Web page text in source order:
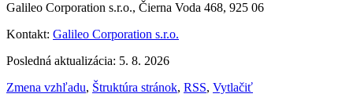
Galileo Corporation s.r.o., Čierna Voda 468, 925 06
Kontakt: Galileo Corporation s.r.o.
Posledná aktualizácia: 5. 8. 2026
Zmena vzhľadu, Štruktúra stránok, RSS, Vytlačiť